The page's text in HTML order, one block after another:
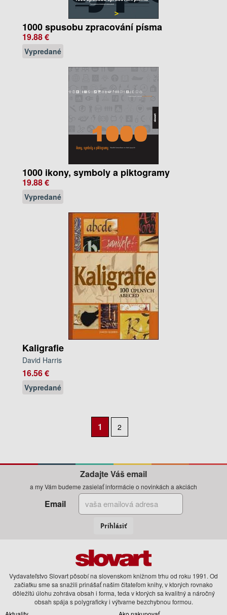
1000 spusobu zpracování písma
19.88 €
Vypredané
1000 ikony, symboly a piktogramy
19.88 €
Vypredané
Kaligrafie
David Harris
16.56 €
Vypredané
1 2
Zadajte Váš email
a my Vám budeme zasielať informácie o novinkách a akciách
Email
Prihlásiť
Vydavateľstvo Slovart pôsobí na slovenskom knižnom trhu od roku 1991. Od
začiatku sme sa snažili prinášať našim čitateľom knihy, v ktorých rovnako
dôležitú úlohu zohráva obsah i forma, teda v ktorých sa kvalitný a náročný
obsah spája s polygraficky i výtvarne bezchybnou formou.